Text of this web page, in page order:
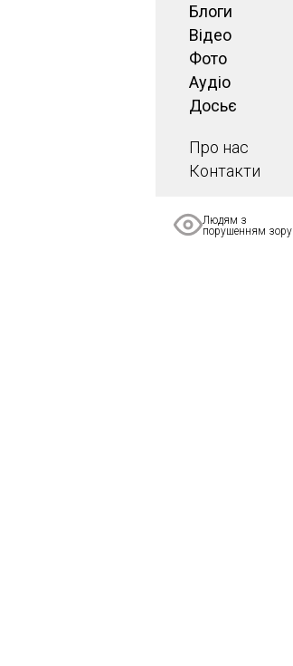
Блоги
Відео
Фото
Аудіо
Досьє
Про нас
Контакти
Людям з
порушенням зору